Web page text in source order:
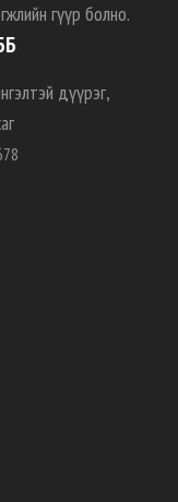
гүүр болно.
дүүрэг,